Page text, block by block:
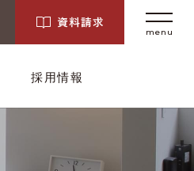
menu
採用情報